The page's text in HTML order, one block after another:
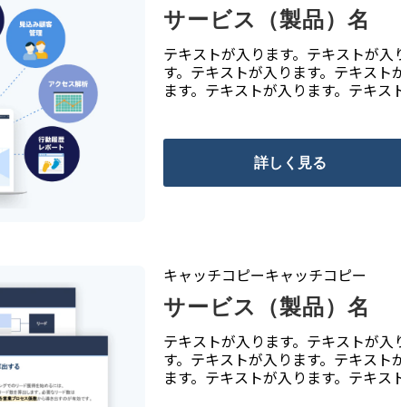
サービス（製品）名
テキストが入ります。テキストが
す。テキストが入ります。テキス
ます。テキストが入ります。テキス
詳しく見る
キャッチコピーキャッチコピー
サービス（製品）名
テキストが入ります。テキストが
す。テキストが入ります。テキス
ます。テキストが入ります。テキス